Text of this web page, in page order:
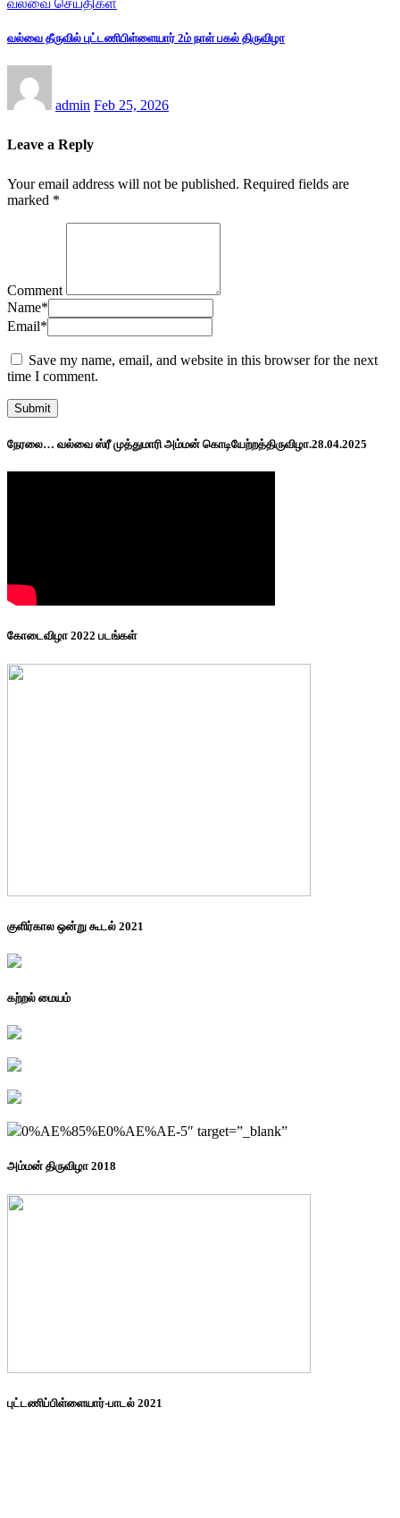
வல்வை தீருவில் புட்டணிபிள்ளையார் 2ம் நாள் பகல் திருவிழா
admin Feb 25, 2026
Leave a Reply
Your email address will not be published. Required fields are
marked *
Comment
Name*
Email*
Save my name, email, and website in this browser for the next
time I comment.
நேரலை… வல்வை ஸ்ரீ முத்துமாரி அம்மன் கொடியேற்றத்திருவிழா.28.04.2025
கோடைவிழா 2022 படங்கள்
குளிர்கால ஒன்று கூடல் 2021
கற்றல் மையம்
0%AE%85%E0%AE%AE-5″ target=”_blank”
அம்மன் திருவிழா 2018
புட்டணிப்பிள்ளையார்-பாடல் 2021